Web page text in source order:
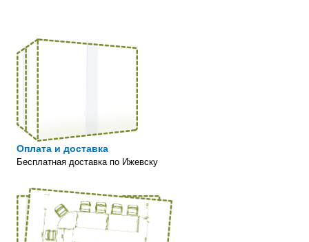
Регулируемый, 2D
Регулировка по высоте
Да
Регулировка глубины сиденья
Да
Регулировка угла наклона спинки
Да
Регулировка подлокотников
Нет
Регулировка подголовника
Регулировка поясничного подпора
Да
Регулировка фиксации рабочего положения
Да
Оплата и доставка
Бесплатная доставка по Ижевску